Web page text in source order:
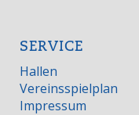
SERVICE
Hallen
Vereinsspielplan
Impressum